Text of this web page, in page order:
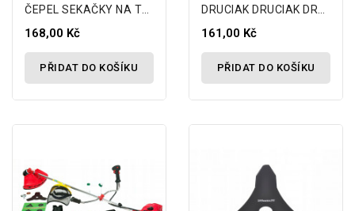
168,00 Kč
PŘIDAT DO KOŠÍKU
161,00 Kč
PŘIDAT DO KOŠÍKU